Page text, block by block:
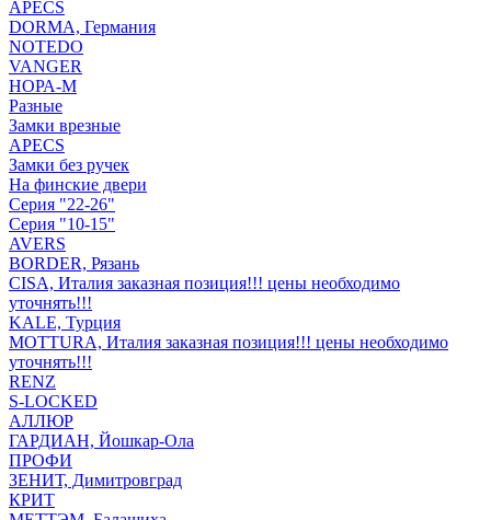
APECS
DORMA, Германия
NOTEDO
VANGER
НОРА-М
Разные
Замки врезные
APECS
Замки без ручек
На финские двери
Серия "22-26"
Серия "10-15"
AVERS
BORDER, Рязань
CISA, Италия заказная позиция!!! цены необходимо
уточнять!!!
KALE, Турция
MOTTURA, Италия заказная позиция!!! цены необходимо
уточнять!!!
RENZ
S-LOCKED
АЛЛЮР
ГАРДИАН, Йошкар-Ола
ПРОФИ
ЗЕНИТ, Димитровград
КРИТ